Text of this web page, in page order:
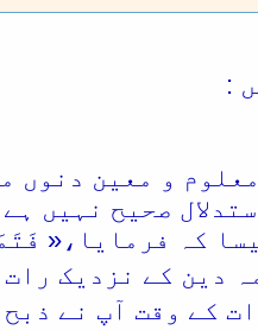
:
و معین دنوں
صحیح نہیں
کہ فرمایا،«
دین کے نزدیک
کے وقت آپ نے